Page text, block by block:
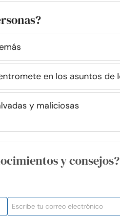
en los asuntos de
y maliciosas
y